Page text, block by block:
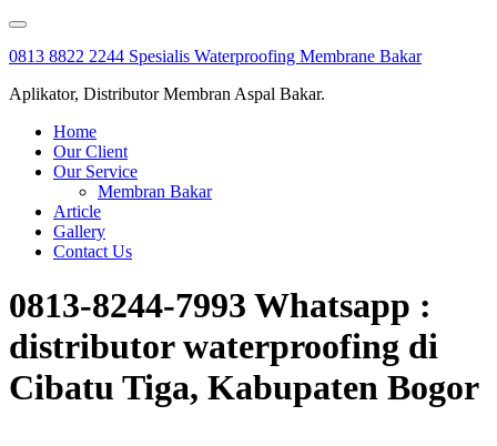
Skip
content
0813 8822 2244 Spesialis Waterproofing Membrane Bakar
Aplikator, Distributor Membran Aspal Bakar.
Home
Our Client
Our Service
Membran Bakar
Article
Gallery
Contact Us
0813-8244-7993 Whatsapp :
distributor waterproofing di
Cibatu Tiga, Kabupaten Bogor